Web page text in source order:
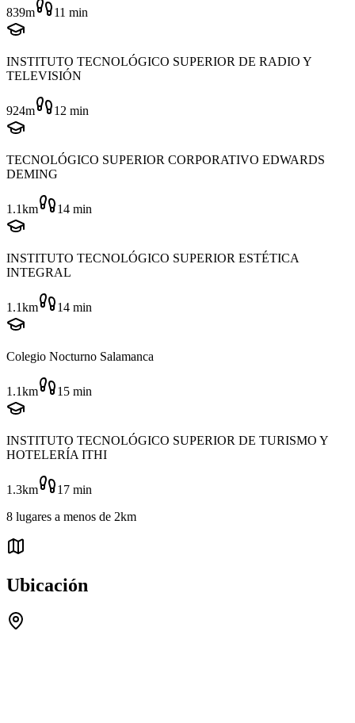
839m 11 min
INSTITUTO TECNOLÓGICO SUPERIOR DE RADIO Y
TELEVISIÓN
924m 12 min
TECNOLÓGICO SUPERIOR CORPORATIVO EDWARDS
DEMING
1.1km 14 min
INSTITUTO TECNOLÓGICO SUPERIOR ESTÉTICA
INTEGRAL
1.1km 14 min
Colegio Nocturno Salamanca
1.1km 15 min
INSTITUTO TECNOLÓGICO SUPERIOR DE TURISMO Y
HOTELERÍA ITHI
1.3km 17 min
8 lugares a menos de 2km
Ubicación